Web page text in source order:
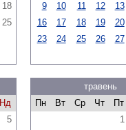
18
25
9
10 11 12 13
16
17 18 19 20
23
24 25 26 27
Нд
5
травень
Пн
Вт Ср Чт Пт
1